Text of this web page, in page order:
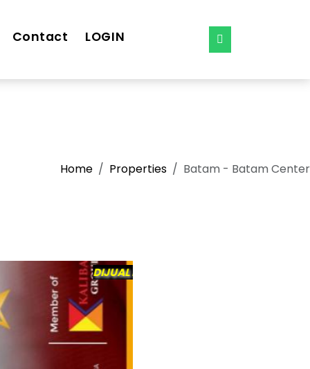
Contact LOGIN
Home Properties Batam - Batam Center
DIJUAL RUKO